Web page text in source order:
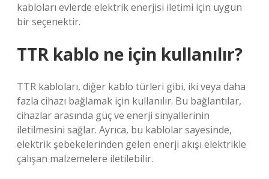
kabloları evlerde elektrik enerjisi iletimi için uygun
bir seçenektir.
TTR kablo ne için kullanılır?
TTR kabloları, diğer kablo türleri gibi, iki veya daha
fazla cihazı bağlamak için kullanılır. Bu bağlantılar,
cihazlar arasında güç ve enerji sinyallerinin
iletilmesini sağlar. Ayrıca, bu kablolar sayesinde,
elektrik şebekelerinden gelen enerji akışı elektrikle
çalışan malzemelere iletilebilir.